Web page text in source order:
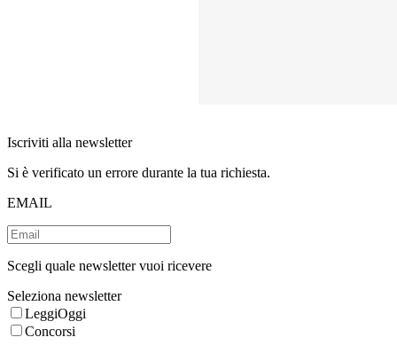
Iscriviti alla newsletter
Si è verificato un errore durante la tua richiesta.
EMAIL
Scegli quale newsletter vuoi ricevere
Seleziona newsletter
LeggiOggi
Concorsi